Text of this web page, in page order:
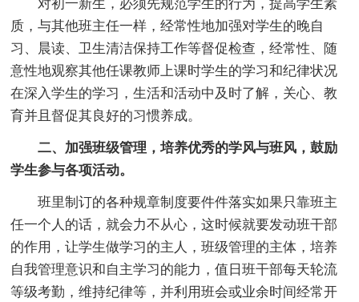
对初一新生，必须先规范学生的行为，提高学生素
质，与其他班主任一样，经常性地加强对学生的晚自
习、晨读、卫生清洁保持工作等督促检查，经常性、随
意性地观察其他任课教师上课时学生的学习和纪律状况
在深入学生的学习，生活和活动中及时了解，关心、教
育并且督促其良好的习惯养成。
二、加强班级管理，培养优秀的学风与班风，鼓励
学生参与各项活动。
班里制订的各种规章制度要件件落实如果只靠班主
任一个人的话，就会力不从心，这时候就要发动班干部
的作用，让学生做学习的主人，班级管理的主体，培养
自我管理意识和自主学习的能力，值日班干部每天轮流
等级考勤，维持纪律等，并利用班会或业余时间经常开